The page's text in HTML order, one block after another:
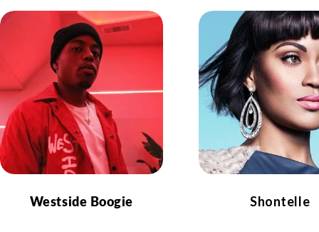
Westside Boogie Shontelle